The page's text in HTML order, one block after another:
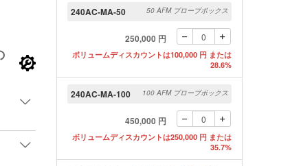
240AC-MA-50 50 AFM プローブボックス
250,000 円
ボリュームディスカウントは100,000 円 または
28.6%
240AC-MA-100 100 AFM プローブボックス
450,000 円
ボリュームディスカウントは250,000 円 または
35.7%
プローブの側面からのSEMイメージ OPUS 240AC AFMプロ